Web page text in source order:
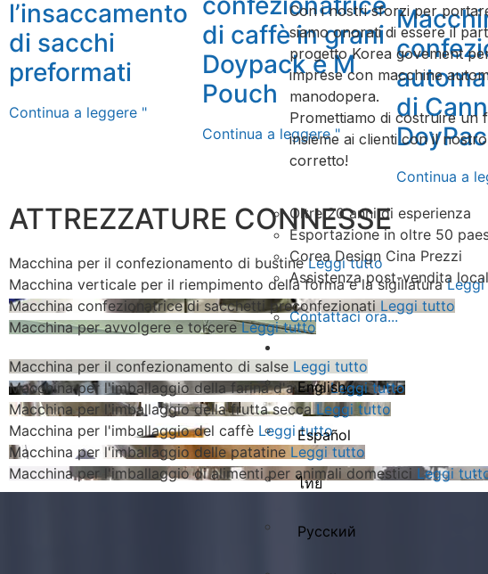
Con i nostri sforzi per
siamo onorati di essere il
progetto Korea govement
imprese con macchine
manodopera.
Promettiamo di costruire un
insieme ai clienti con il
corretto!
Oltre 20 anni di esperienza
Esportazione in oltre 50
Corea Design Cina Prezzi
Assistenza post-vendita
Contattaci ora...
English
Español
ไทย
Русский
l’insaccamento
di sacchi
preformati
Continua a leggere "
di caffè in grani
Doypack e M
Pouch
Continua a leggere "
di
Continua a
ATTREZZATURE CONNESSE
Macchina per il confezionamento di bustineLeggi tutto
Macchina verticale per il riempimento della forma e la sigillatura
Macchina confezionatrice di sacchetti preconfezionati Leggi tutto
Macchina per avvolgere e torcereLeggi tutto
Macchina per il confezionamento di salse Leggi tutto
Macchina per l'imballaggio della farina d'avenaLeggi tutto
Macchina per l'imballaggio della frutta seccaLeggi tutto
Macchina per l'imballaggio del caffè Leggi tutto
Macchina per l'imballaggio delle patatine Leggi tutto
Macchina per l'imballaggio di alimenti per animali domestici Leggi